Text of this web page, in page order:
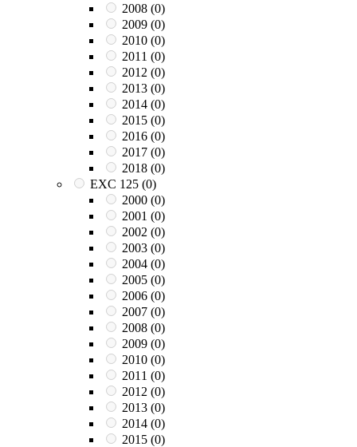
2008 (0)
2009 (0)
2010 (0)
2011 (0)
2012 (0)
2013 (0)
2014 (0)
2015 (0)
2016 (0)
2017 (0)
2018 (0)
EXC 125 (0)
2000 (0)
2001 (0)
2002 (0)
2003 (0)
2004 (0)
2005 (0)
2006 (0)
2007 (0)
2008 (0)
2009 (0)
2010 (0)
2011 (0)
2012 (0)
2013 (0)
2014 (0)
2015 (0)